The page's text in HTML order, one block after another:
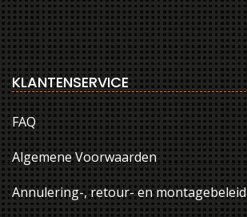
KLANTENSERVICE
FAQ
Algemene Voorwaarden
Annulering-, retour- en montagebeleid